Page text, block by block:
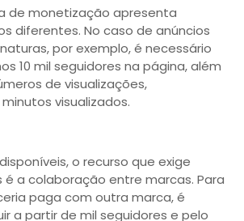
de monetização apresenta
diferentes. No caso de anúncios
por exemplo, é necessário
10 mil seguidores na página, além
de visualizações,
visualizados.
o recurso que exige
é a colaboração entre marcas. Para
paga com outra marca, é
a partir de mil seguidores e pelo